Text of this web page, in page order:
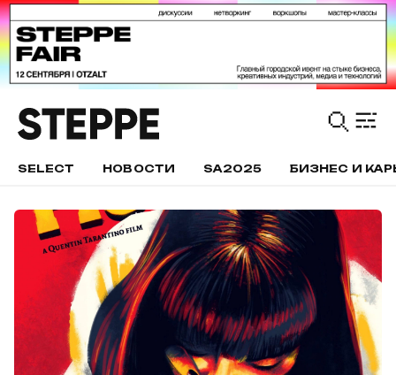
SELECT НОВОСТИ SA2025 БИЗНЕС И